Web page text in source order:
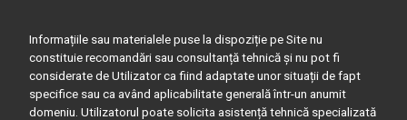
Informațiile sau materialele puse la dispoziție pe Site nu
constituie recomandări sau consultanță tehnică și nu pot fi
considerate de Utilizator ca fiind adaptate unor situații de fapt
specifice sau ca având aplicabilitate generală într-un anumit
domeniu. Utilizatorul poate solicita asistență tehnică specializată